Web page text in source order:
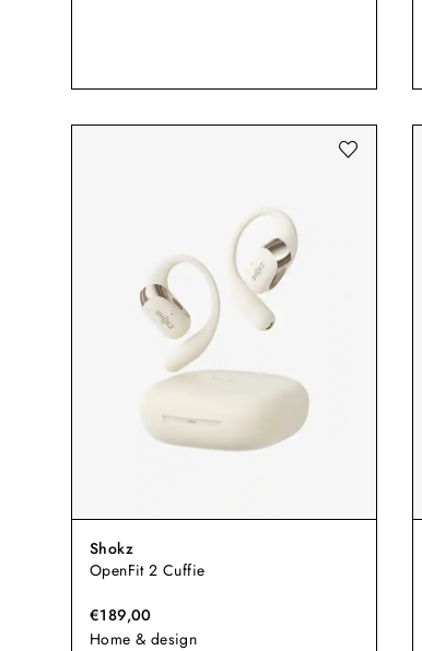
Shokz
OpenFit 2 Cuffie
€189,00
Home & design